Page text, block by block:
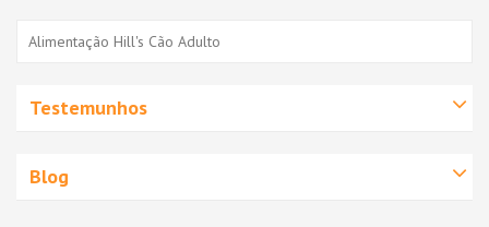
Alimentação Hill's Cão Adulto
Testemunhos
Blog